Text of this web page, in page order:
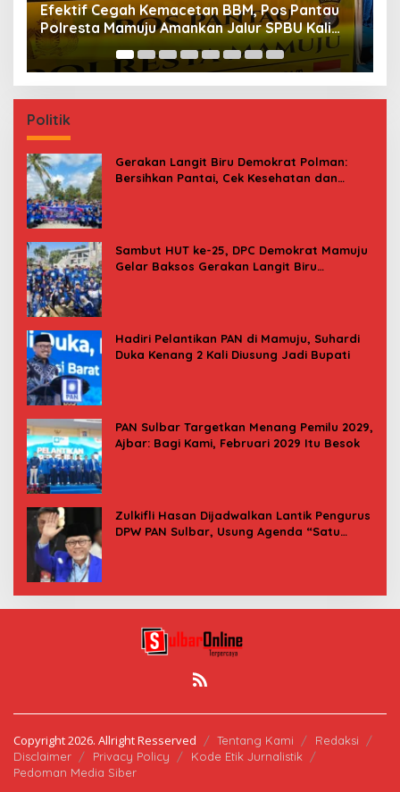
Maksimalkan Gizi Anak, SPPG Rangas Sajikan
Menu Daging Sapi untuk 2.798 Penerima
Politik
Gerakan Langit Biru Demokrat Polman:
Bersihkan Pantai, Cek Kesehatan dan
Sambut HUT ke-25, DPC Demokrat Mamuju
Gelar Baksos Gerakan Langit Biru
Hadiri Pelantikan PAN di Mamuju, Suhardi
Duka Kenang 2 Kali Diusung Jadi Bupati
PAN Sulbar Targetkan Menang Pemilu 2029,
Ajbar: Bagi Kami, Februari 2029 Itu Besok
Zulkifli Hasan Dijadwalkan Lantik Pengurus
DPW PAN Sulbar, Usung Agenda “Satu
Copyright 2026. Allright Resserved Tentang Kami
Redaksi
Disclaimer
Privacy Policy
Kode Etik Jurnalistik
Pedoman Media Siber